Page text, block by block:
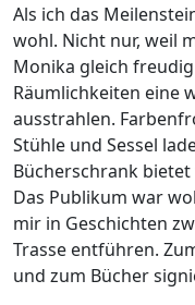
Als ich das
wohl. Nicht nur, weil
Monika gleich
Räumlichkeiten eine
ausstrahlen.
Stühle und Sessel
Bücherschrank
Das Publikum war
mir in Geschichten
Trasse entführen.
und zum Bücher